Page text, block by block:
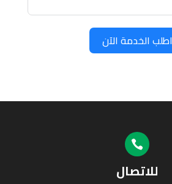
اطلب الخدمة الآن

للاتصال